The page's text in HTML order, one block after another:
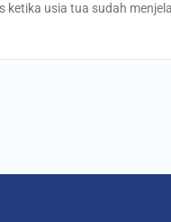
ketika usia tua sudah